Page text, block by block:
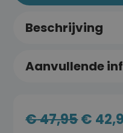
Beschrijving
Aanvullende
€47,95€